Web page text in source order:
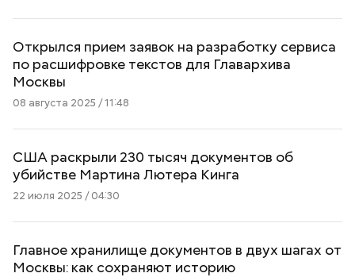
Открылся прием заявок на разработку сервиса
по расшифровке текстов для Главархива
Москвы
08 августа 2025 / 11:48
США раскрыли 230 тысяч документов об
убийстве Мартина Лютера Кинга
22 июля 2025 / 04:30
Главное хранилище документов в двух шагах от
Москвы: как сохраняют историю